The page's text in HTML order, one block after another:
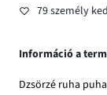
79 személy
Információ a
Dzsörzé ruha